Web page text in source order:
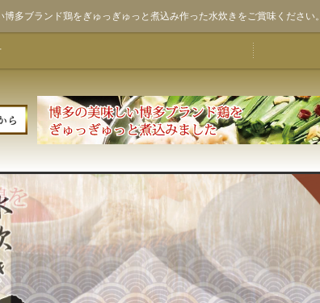
多ブランド鶏をぎゅっぎゅっと煮込み作った水炊きをご賞味ください。